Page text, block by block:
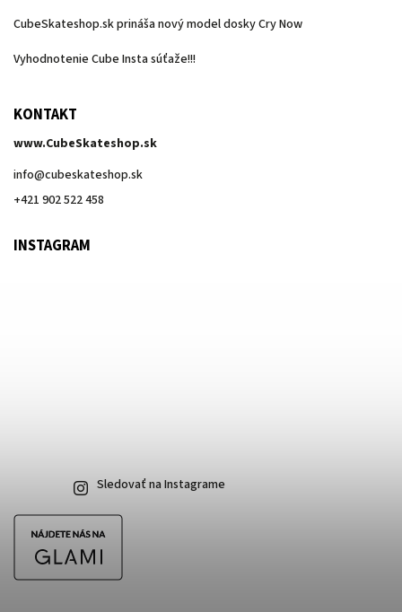
CubeSkateshop.sk prináša nový model dosky Cry Now
Vyhodnotenie Cube Insta súťaže!!!
KONTAKT
www.CubeSkateshop.sk
info@cubeskateshop.sk
+421 902 522 458
INSTAGRAM
Sledovať na Instagrame